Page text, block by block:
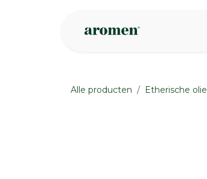
Alle producten Etherische olie